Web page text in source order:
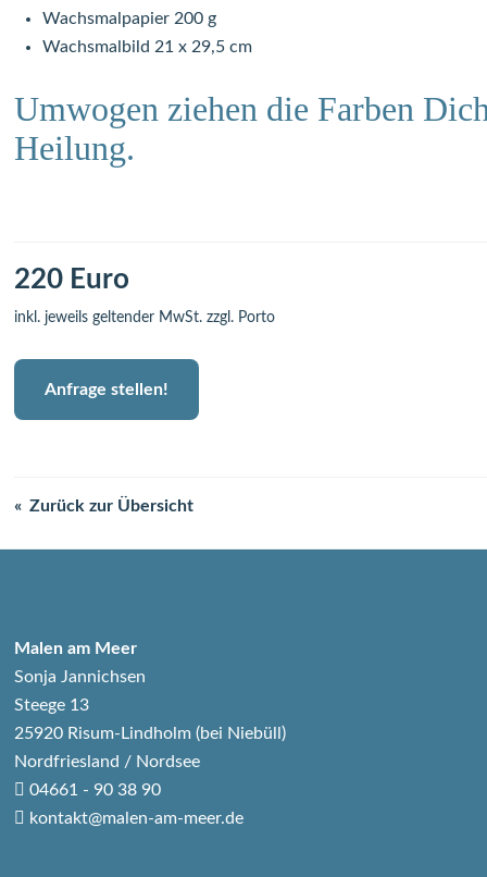
Wachsmalpapier 200 g
Wachsmalbild 21 x 29,5 cm
Umwogen ziehen die Farben
Heilung.
220 Euro
inkl. jeweils geltender MwSt. zzgl. Porto
Anfrage stellen!
Zurück zur Übersicht
Malen am Meer
Sonja Jannichsen
Steege 13
25920 Risum-Lindholm (bei Niebüll)
Nordfriesland / Nordsee
04661 - 90 38 90
kontakt@malen-am-meer.de